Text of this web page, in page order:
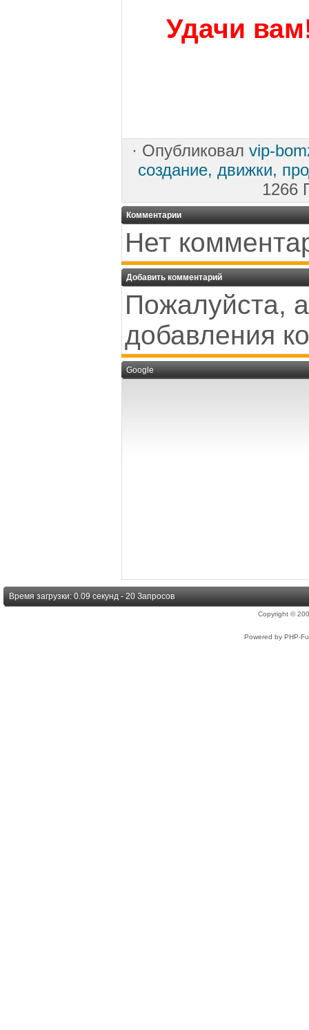
Удачи
· Опубликовал vip-
создание, движки,
1266
Комментарии
Нет
Добавить комментарий
Пожалуйста,
добавления
Google
Время загрузки: 0.09 секунд - 20 Запросов
Copyright ©
Powered by PHP-